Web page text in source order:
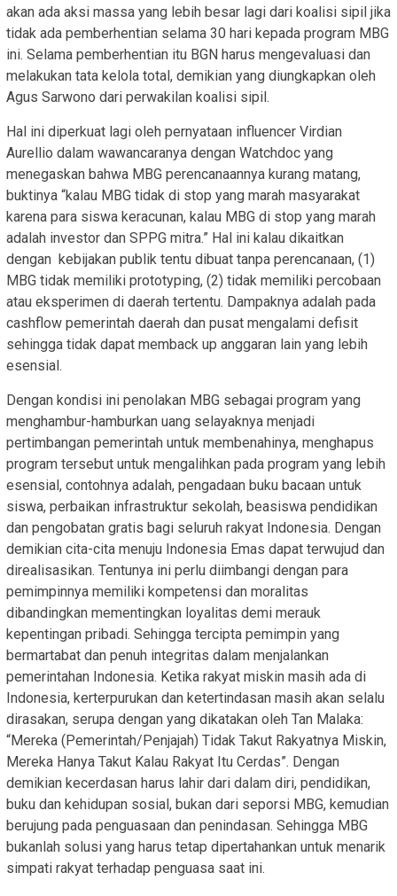
akan ada aksi massa yang lebih besar lagi dari koalisi sipil jika
tidak ada pemberhentian selama 30 hari kepada program MBG
ini. Selama pemberhentian itu BGN harus mengevaluasi dan
melakukan tata kelola total, demikian yang diungkapkan oleh
Agus Sarwono dari perwakilan koalisi sipil.
Hal ini diperkuat lagi oleh pernyataan influencer Virdian
Aurellio dalam wawancaranya dengan Watchdoc yang
menegaskan bahwa MBG perencanaannya kurang matang,
buktinya “kalau MBG tidak di stop yang marah masyarakat
karena para siswa keracunan, kalau MBG di stop yang marah
adalah investor dan SPPG mitra.” Hal ini kalau dikaitkan
dengan kebijakan publik tentu dibuat tanpa perencanaan, (1)
MBG tidak memiliki prototyping, (2) tidak memiliki percobaan
atau eksperimen di daerah tertentu. Dampaknya adalah pada
cashflow pemerintah daerah dan pusat mengalami defisit
sehingga tidak dapat memback up anggaran lain yang lebih
esensial.
Dengan kondisi ini penolakan MBG sebagai program yang
menghambur-hamburkan uang selayaknya menjadi
pertimbangan pemerintah untuk membenahinya, menghapus
program tersebut untuk mengalihkan pada program yang lebih
esensial, contohnya adalah, pengadaan buku bacaan untuk
siswa, perbaikan infrastruktur sekolah, beasiswa pendidikan
dan pengobatan gratis bagi seluruh rakyat Indonesia. Dengan
demikian cita-cita menuju Indonesia Emas dapat terwujud dan
direalisasikan. Tentunya ini perlu diimbangi dengan para
pemimpinnya memiliki kompetensi dan moralitas
dibandingkan mementingkan loyalitas demi merauk
kepentingan pribadi. Sehingga tercipta pemimpin yang
bermartabat dan penuh integritas dalam menjalankan
pemerintahan Indonesia. Ketika rakyat miskin masih ada di
Indonesia, kerterpurukan dan ketertindasan masih akan selalu
dirasakan, serupa dengan yang dikatakan oleh Tan Malaka:
“Mereka (Pemerintah/Penjajah) Tidak Takut Rakyatnya Miskin,
Mereka Hanya Takut Kalau Rakyat Itu Cerdas”. Dengan
demikian kecerdasan harus lahir dari dalam diri, pendidikan,
buku dan kehidupan sosial, bukan dari seporsi MBG, kemudian
berujung pada penguasaan dan penindasan. Sehingga MBG
bukanlah solusi yang harus tetap dipertahankan untuk menarik
simpati rakyat terhadap penguasa saat ini.